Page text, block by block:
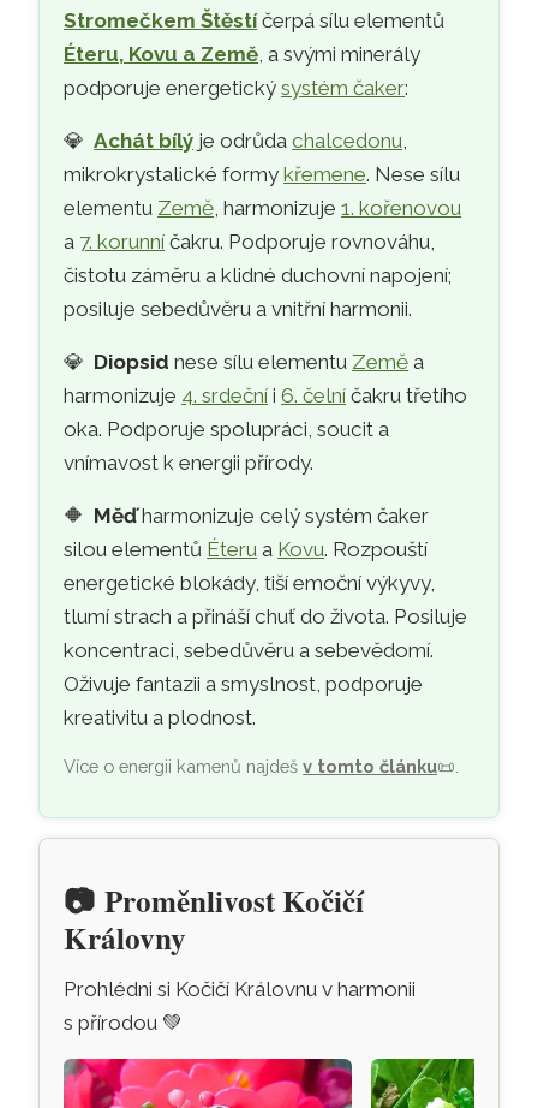
Stromečkem Štěstíčerpá sílu elementů
Éteru, Kovu a Země , a svými minerály
podporuje energetickýsystém čaker:
💎Achát bílý je odrůdachalcedonu
mikrokrystalické formykřemene. Nese sílu
elementu Země , harmonizuje1. kořenovou
a 7. korunní čakru. Podporuje rovnováhu,
čistotu záměru a klidné duchovní napojení;
posiluje sebedůvěru a vnitřní harmonii.
💎 Diopsid nese sílu elementu Země a
harmonizuje 4. srdeční i6. čelní čakru třetího
oka. Podporuje spolupráci, soucit a
vnímavost k energii přírody.
🔶 Měďharmonizuje celý systém čaker
silou elementů Éteru a Kovu. Rozpouští
energetické blokády, tiší emoční výkyvy,
tlumí strach a přináší chuť do života. Posiluje
koncentraci, sebedůvěru a sebevědomí.
Oživuje fantazii a smyslnost, podporuje
kreativitu a plodnost.
Více o energii kamenů najdešv tomto článku📜
📷Proměnlivost Kočičí
Královny
Prohlédni si Kočičí Královnu v harmonii
s přírodou 💚